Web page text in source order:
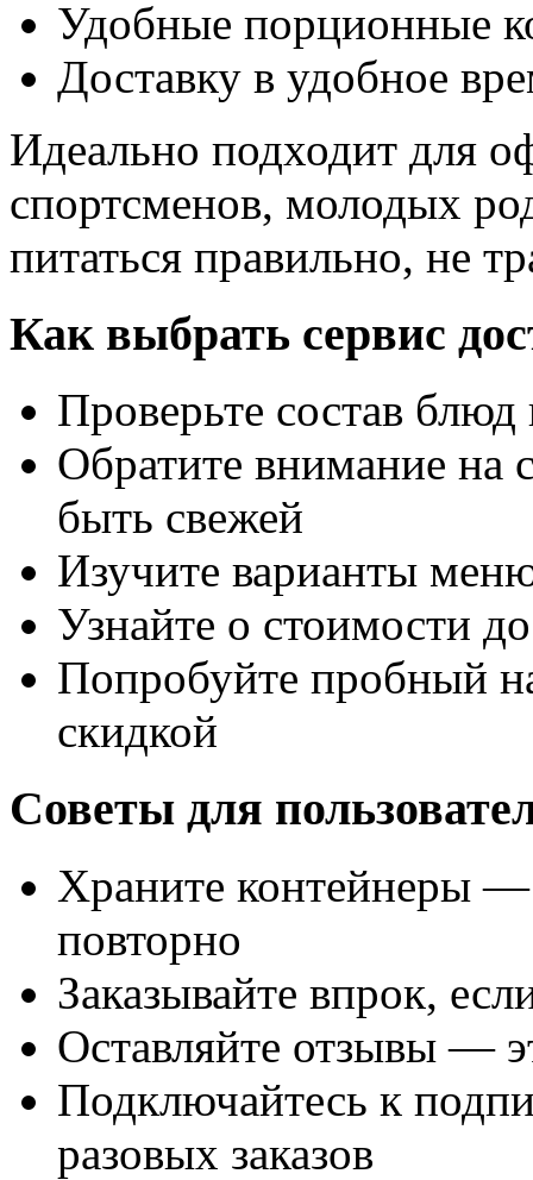
Удобные порционные
Доставку в удобное
Идеально подходит для
спортсменов, молодых
питаться правильно, не
Как выбрать сервис
Проверьте состав блюд
Обратите внимание на
быть свежей
Изучите варианты
Узнайте о стоимости
Попробуйте пробный
скидкой
Советы для
Храните контейнеры
повторно
Заказывайте впрок,
Оставляйте отзывы —
Подключайтесь к
разовых заказов